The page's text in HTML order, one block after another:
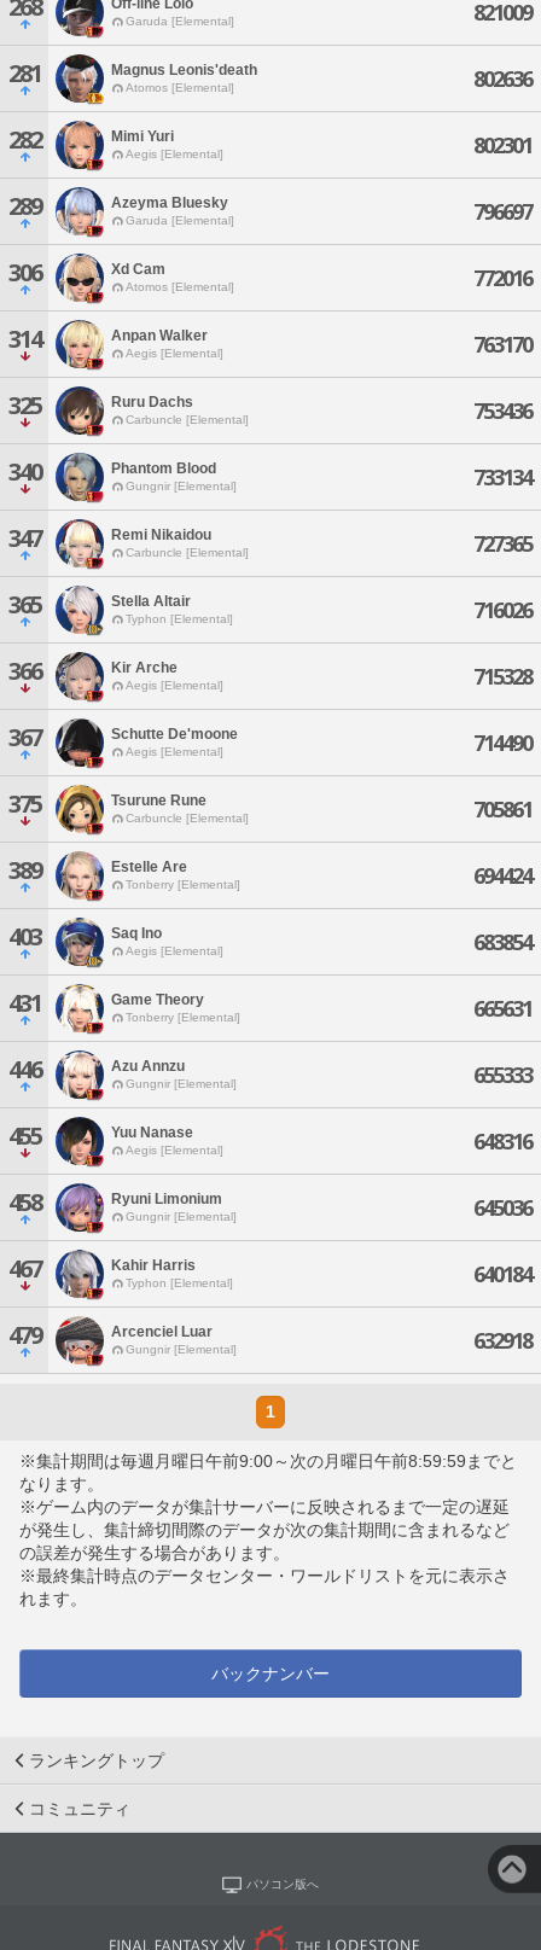
268 Off-line Lolo
Garuda [Elemental] 821009
281 Magnus Leonis'death
Atomos [Elemental] 802636
282 Mimi Yuri
Aegis [Elemental] 802301
289 Azeyma Bluesky
Garuda [Elemental] 796697
306 Xd Cam
Atomos [Elemental] 772016
314 Anpan Walker
Aegis [Elemental] 763170
325 Ruru Dachs
Carbuncle [Elemental] 753436
340 Phantom Blood
Gungnir [Elemental] 733134
347 Remi Nikaidou
Carbuncle [Elemental] 727365
365 Stella Altair
Typhon [Elemental] 716026
366 Kir Arche
Aegis [Elemental] 715328
367 Schutte De'moone
Aegis [Elemental] 714490
375 Tsurune Rune
Carbuncle [Elemental] 705861
389 Estelle Are
Tonberry [Elemental] 694424
403 Saq Ino
Aegis [Elemental] 683854
431 Game Theory
Tonberry [Elemental] 665631
446 Azu Annzu
Gungnir [Elemental] 655333
455 Yuu Nanase
Aegis [Elemental] 648316
458 Ryuni Limonium
Gungnir [Elemental] 645036
467 Kahir Harris
Typhon [Elemental] 640184
479 Arcenciel Luar
Gungnir [Elemental] 632918
1
※集計期間は毎週月曜日午前9:00～次の月曜日午前8:59:59までと
なります。
※ゲーム内のデータが集計サーバーに反映されるまで一定の遅延
が発生し、集計締切間際のデータが次の集計期間に含まれるなど
の誤差が発生する場合があります。
※最終集計時点のデータセンター・ワールドリストを元に表示さ
れます。
バックナンバー
ランキングトップ
コミュニティ
パソコン版へ